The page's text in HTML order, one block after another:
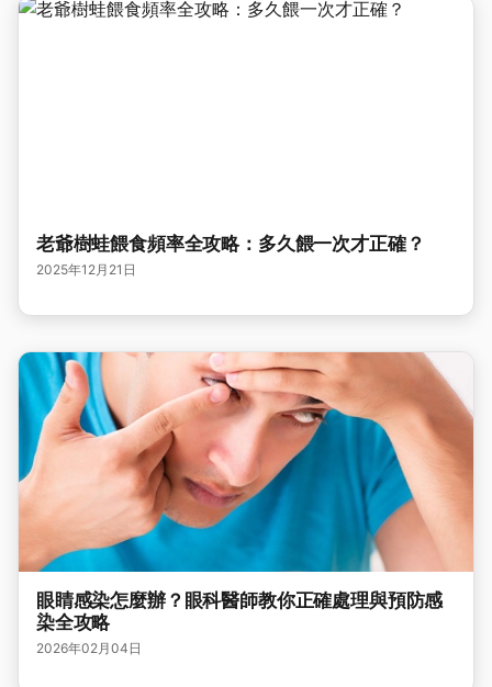
老爺樹蛙餵食頻率全攻略：多久餵一次才正確？
2025年12月21日
眼睛感染怎麼辦？眼科醫師教你正確處理與預防感
染全攻略
2026年02月04日